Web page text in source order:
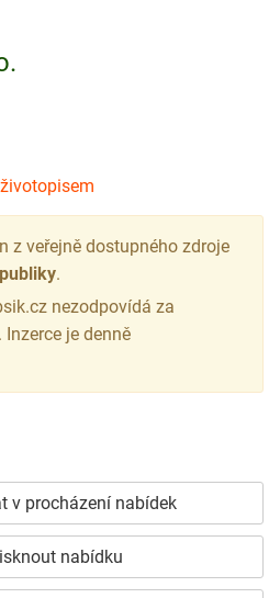
z veřejně dostupného zdroje
.
nezodpovídá za
je denně
v procházení nabídek
nabídku